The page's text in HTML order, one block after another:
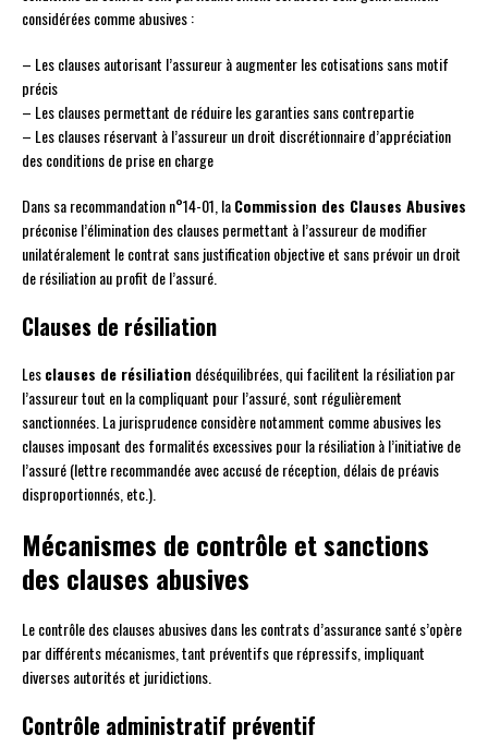
considérées comme abusives :
– Les clauses autorisant l’assureur à augmenter les cotisations sans motif
précis
– Les clauses permettant de réduire les garanties sans contrepartie
– Les clauses réservant à l’assureur un droit discrétionnaire d’appréciation
des conditions de prise en charge
Dans sa recommandation n°14-01, laCommission des Clauses Abusives
préconise l’élimination des clauses permettant à l’assureur de modifier
unilatéralement le contrat sans justification objective et sans prévoir un droit
de résiliation au profit de l’assuré.
Clauses de résiliation
Lesclauses de résiliation déséquilibrées, qui facilitent la résiliation par
l’assureur tout en la compliquant pour l’assuré, sont régulièrement
sanctionnées. La jurisprudence considère notamment comme abusives les
clauses imposant des formalités excessives pour la résiliation à l’initiative de
l’assuré (lettre recommandée avec accusé de réception, délais de préavis
disproportionnés, etc.).
Mécanismes de contrôle et sanctions
des clauses abusives
Le contrôle des clauses abusives dans les contrats d’assurance santé s’opère
par différents mécanismes, tant préventifs que répressifs, impliquant
diverses autorités et juridictions.
Contrôle administratif préventif